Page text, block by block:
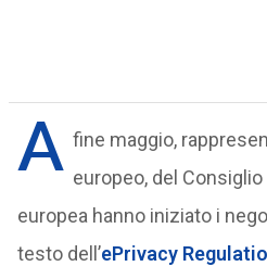
A fine maggio,
europeo, del
europea hanno iniziato i
testo dell’ePrivacy